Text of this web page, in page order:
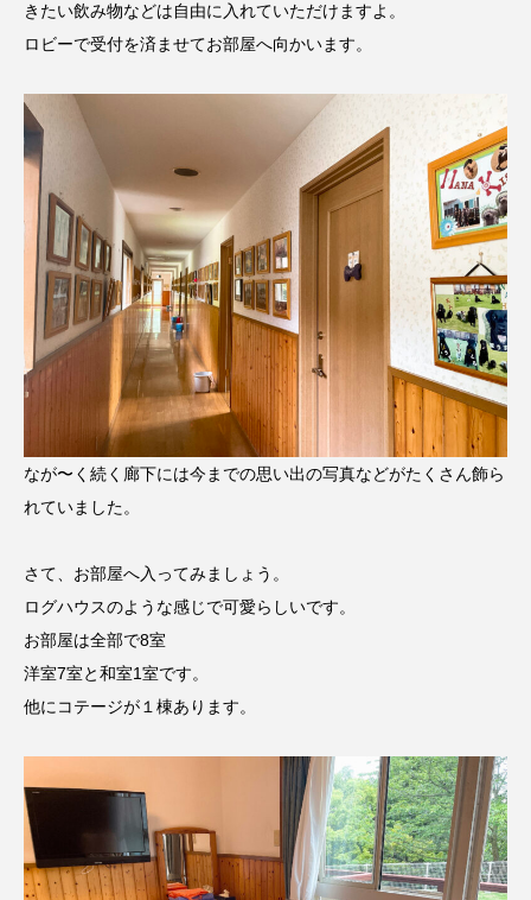
きたい飲み物などは自由に入れていただけますよ。
ロビーで受付を済ませてお部屋へ向かいます。
なが〜く続く廊下には今までの思い出の写真などがたくさん飾ら
れていました。
さて、お部屋へ入ってみましょう。
ログハウスのような感じで可愛らしいです。
お部屋は全部で8室
洋室7室と和室1室です。
他にコテージが１棟あります。